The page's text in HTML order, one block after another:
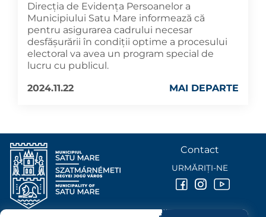
Direcția de Evidența Persoanelor a
Municipiului Satu Mare informează că
pentru asigurarea cadrului necesar
desfășurării în condiții optime a procesului
electoral va avea un program special de
lucru cu publicul.
2024.11.22
MAI DEPARTE
Contact
URMĂRIȚI-NE